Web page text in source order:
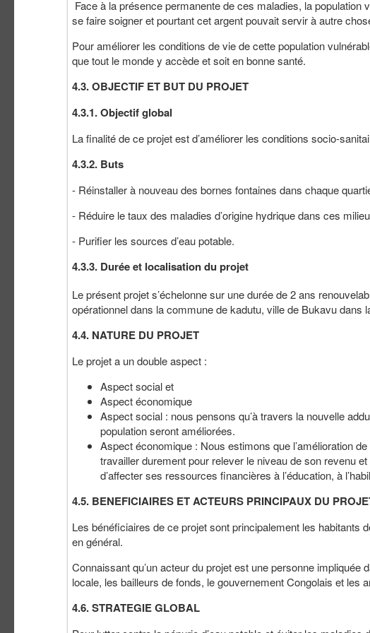
Face à la présence permanente de ces maladies, la
se faire soigner et pourtant cet argent pouvait servir à autre
Pour améliorer les conditions de vie de cette population
que tout le monde y accède et soit en bonne santé.
4.3. OBJECTIF ET BUT DU PROJET
4.3.1. Objectif global
La finalité de ce projet est d’améliorer les conditions socio-
4.3.2. Buts
- Réinstaller à nouveau des bornes fontaines dans chaque
- Réduire le taux des maladies d’origine hydrique dans ces
- Purifier les sources d’eau potable.
4.3.3. Durée et localisation du projet
Le présent projet s’échelonne sur une durée de 2 ans
opérationnel dans la commune de kadutu, ville de Bukavu dans
4.4. NATURE DU PROJET
Le projet a un double aspect :
Aspect social et
Aspect économique
Aspect social : nous pensons qu’à travers la nouvelle
population seront améliorées.
Aspect économique : Nous estimons que l’amélioration
travailler durement pour relever le niveau de son revenu
d’affecter ses ressources financières à l’éducation, à
4.5. BENEFICIAIRES ET ACTEURS PRINCIPAUX DU
Les bénéficiaires de ce projet sont principalement les habitants
en général.
Connaissant qu’un acteur du projet est une personne
locale, les bailleurs de fonds, le gouvernement Congolais et les
4.6. STRATEGIE GLOBAL